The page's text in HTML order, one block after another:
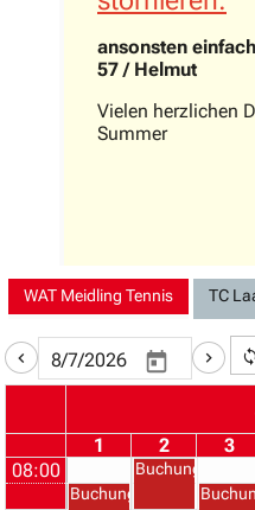
ansonsten
57 / Helmut
Vielen herzlichen
Summer
WAT Meidling Tennis TC
1
2 3
08:00
Buchung
Buchung